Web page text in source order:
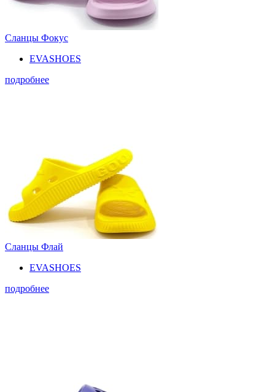
Сланцы Фокус
EVASHOES
подробнее
Сланцы Флай
EVASHOES
подробнее